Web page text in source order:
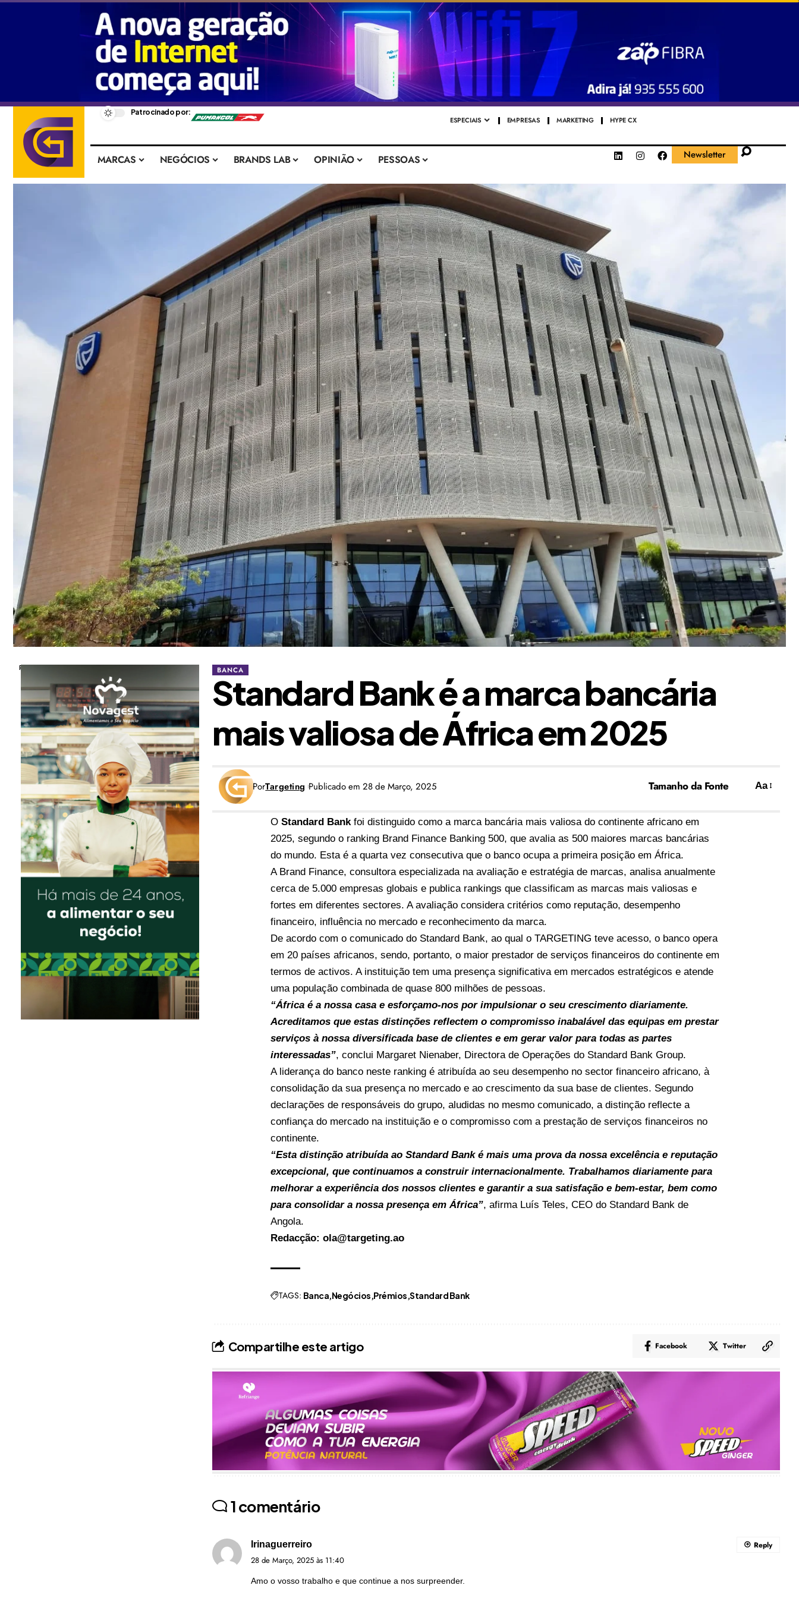
– Patrocinado por:
ESPECIAIS EMPRESAS MARKETING HYPE CX
MARCAS NEGÓCIOS BRANDS LAB OPINIÃO PESSOAS Newsletter
Publicidade BANCA
Standard Bank é a marca bancária
mais valiosa de África em 2025
PorTargeting Publicado em 28 de Março, 2025 Tamanho da Fonte Aa
O Standard Bankfoi distinguido como a marca bancária mais valiosa do continente africano em
2025, segundo o ranking Brand Finance Banking 500, que avalia as 500 maiores marcas bancárias
do mundo. Esta é a quarta vez consecutiva que o banco ocupa a primeira posição em África.
A Brand Finance, consultora especializada na avaliação e estratégia de marcas, analisa anualmente
cerca de 5.000 empresas globais e publica rankings que classificam as marcas mais valiosas e
fortes em diferentes sectores. A avaliação considera critérios como reputação, desempenho
financeiro, influência no mercado e reconhecimento da marca.
De acordo com o comunicado do Standard Bank, ao qual o TARGETING teve acesso, o banco opera
em 20 países africanos, sendo, portanto, o maior prestador de serviços financeiros do continente em
termos de activos. A instituição tem uma presença significativa em mercados estratégicos e atende
uma população combinada de quase 800 milhões de pessoas.
“África é a nossa casa e esforçamo-nos por impulsionar o seu crescimento diariamente.
Acreditamos que estas distinções reflectem o compromisso inabalável das equipas em prestar
serviços à nossa diversificada base de clientes e em gerar valor para todas as partes
interessadas”, conclui Margaret Nienaber, Directora de Operações do Standard Bank Group.
A liderança do banco neste ranking é atribuída ao seu desempenho no sector financeiro africano, à
consolidação da sua presença no mercado e ao crescimento da sua base de clientes. Segundo
declarações de responsáveis do grupo, aludidas no mesmo comunicado, a distinção reflecte a
confiança do mercado na instituição e o compromisso com a prestação de serviços financeiros no
continente.
“Esta distinção atribuída ao Standard Bank é mais uma prova da nossa excelência e reputação
excepcional, que continuamos a construir internacionalmente. Trabalhamos diariamente para
melhorar a experiência dos nossos clientes e garantir a sua satisfação e bem-estar, bem como
para consolidar a nossa presença em África”, afirma Luís Teles, CEO do Standard Bank de
Angola.
Redacção: ola@targeting.ao
TAGS: Banca Negócios Prémios Standard Bank
Compartilhe este artigo Facebook Twitter
1 comentário
Irinaguerreiro
28 de Março, 2025 às 11:40
Amo o vosso trabalho e que continue a nos surpreender.
Reply